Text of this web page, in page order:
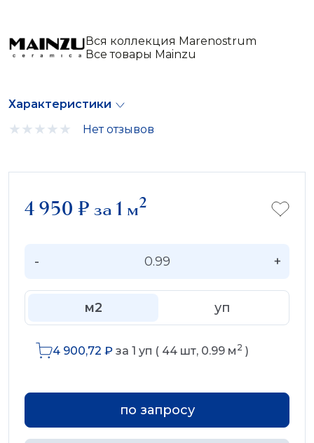
Вся коллекция Marenostrum
Все товары Mainzu
Характеристики
Нет отзывов
4 950 ₽за 1 м2
- +
м2 уп
4 900,72 ₽ за 1 уп ( 44 шт, 0.99 м 2 )
по запросу